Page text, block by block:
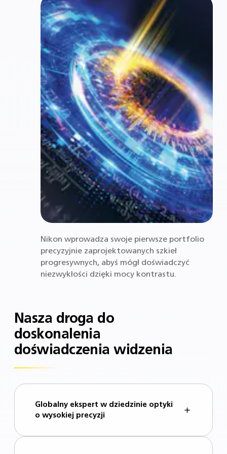
Nikon wprowadza swoje pierwsze portfolio
precyzyjnie zaprojektowanych szkieł
progresywnych, abyś mógł doświadczyć
niezwykłości dzięki mocy kontrastu.
Nasza droga do
doskonalenia
doświadczenia widzenia
Globalny ekspert w dziedzinie optyki
o wysokiej precyzji